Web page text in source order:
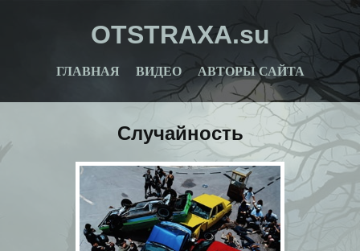
OTSTRAXA.su
ГЛАВНАЯ ВИДЕО АВТОРЫ САЙТА
Случайность